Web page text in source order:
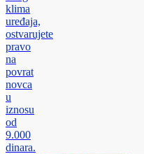
klima
uređaja,
ostvarujete
pravo
na
povrat
novca
u
iznosu
od
9.000
dinara.